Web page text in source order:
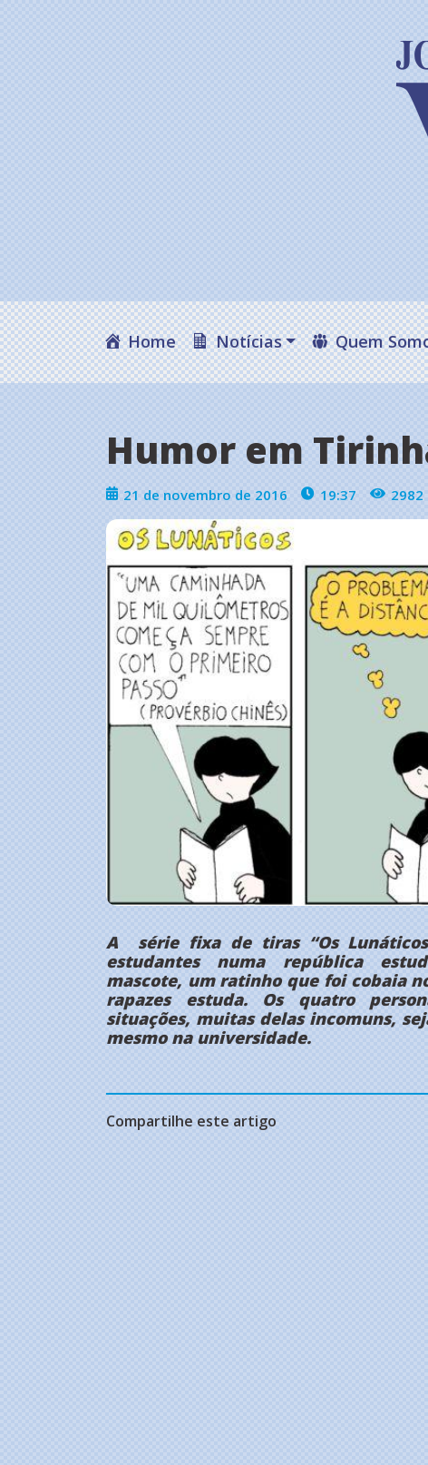
Home Notícias Quem
Humor em
21 de novembro de 2016 19:37 2982
A série fixa de tiras “Os
estudantes numa república
mascote, um ratinho que foi cobaia
rapazes estuda. Os quatro
situações, muitas delas incomuns,
mesmo na universidade.
Compartilhe este artigo